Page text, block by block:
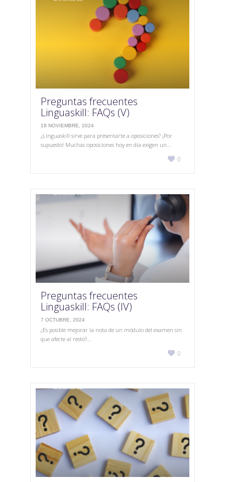
Preguntas frecuentes
Linguaskill: FAQs (V)
18 NOVIEMBRE, 2024
¿Linguaskill sirve para presentarte a oposiciones? ¡Por
supuesto! Muchas oposiciones hoy en día exigen un…
Love
0
Preguntas frecuentes
Linguaskill: FAQs (IV)
7 OCTUBRE, 2024
¿Es posible mejorar la nota de un módulo del examen sin
que afecte al resto?…
Love
0